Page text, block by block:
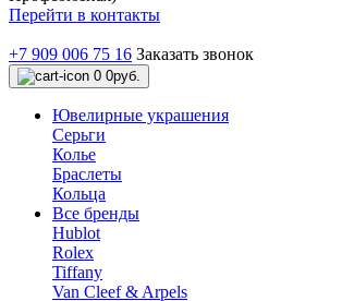
Перейти в контакты
+7 909 006 75 16 Заказать звонок
0 0руб.
Ювелирные украшения
Серьги
Колье
Браслеты
Кольца
Все бренды
Hublot
Rolex
Tiffany
Van Cleef & Arpels